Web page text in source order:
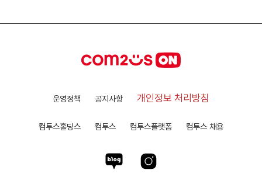
운영정책 공지사항 개인정보 처리방침
컴투스홀딩스 컴투스 컴투스플랫폼 컴투스 채용